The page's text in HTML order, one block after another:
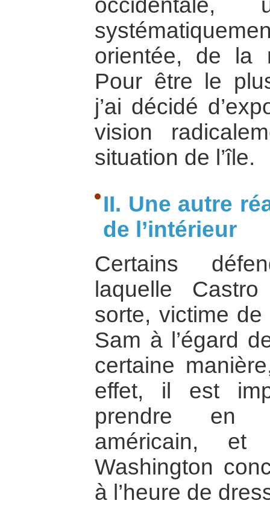
occidentale,
orientée, de la
Pour être le
j’ai décidé
vision
situation de l’île.
II. Une autre
de l’intérieur
Certains
laquelle
sorte, victime de
Sam à l’égard
certaine
effet, il est
prendre en
américain,
Washington
à l’heure de